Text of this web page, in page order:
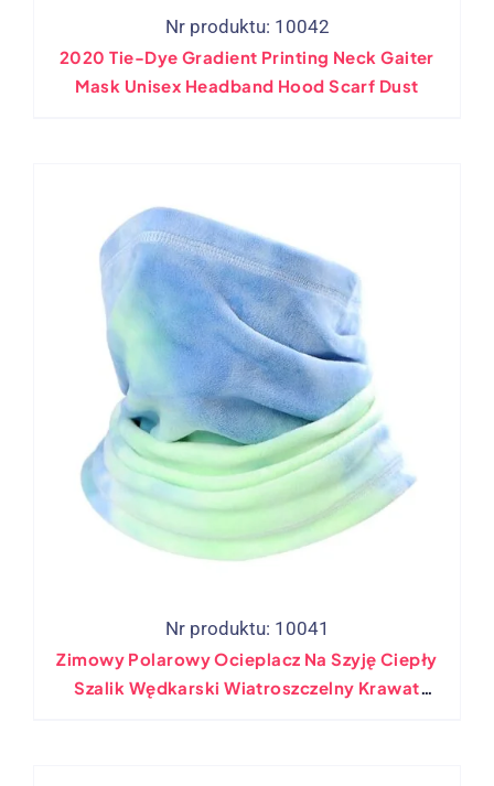
Nr produktu: 10042
2020Tie-Dye Gradient Printing Neck Gaiter
Mask Unisex Headband Hood Scarf Dust
Nr produktu: 10041
Zimowy Polarowy Ocieplacz Na Szyję Ciepły
Szalik Wędkarski Wiatroszczelny Krawat